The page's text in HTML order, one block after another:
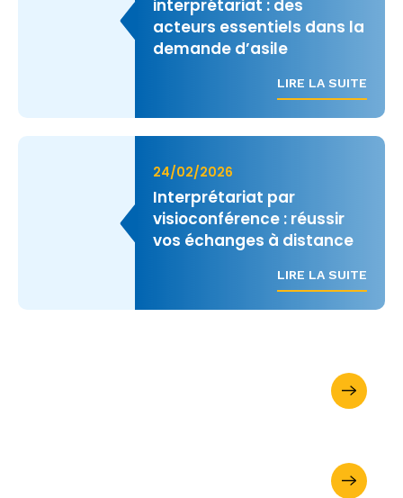
interprétariat : des
acteurs essentiels dans la
demande d’asile
LIRE LA SUITE
24/02/2026
Interprétariat par
visioconférence : réussir
vos échanges à distance
LIRE LA SUITE